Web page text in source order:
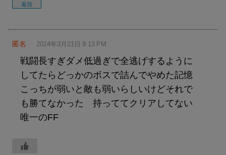
返信
匿名 2024年3月21日 9:13 PM
戦闘長すぎダメ低過ぎで全逃げするように
してたらどっかのボスで詰んでやめた記憶
こっちが弱いと敵も弱いらしいけどそれで
も勝てなかった 持っててクリアしてない
唯一のFF